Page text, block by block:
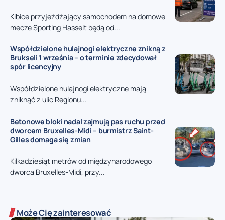
Kibice przyjeżdżający samochodem na domowe
mecze Sporting Hasselt będą od...
Współdzielone hulajnogi elektryczne znikną z
Brukseli 1 września – o terminie zdecydował
spór licencyjny
Współdzielone hulajnogi elektryczne mają
zniknąć z ulic Regionu...
Betonowe bloki nadal zajmują pas ruchu przed
dworcem Bruxelles-Midi – burmistrz Saint-
Gilles domaga się zmian
Kilkadziesiąt metrów od międzynarodowego
dworca Bruxelles-Midi, przy...
Może Cię zainteresować